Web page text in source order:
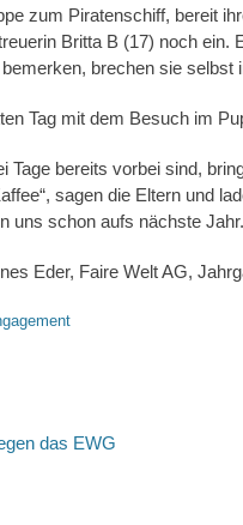
zum Piratenschiff, bereit
Britta B (17) noch
brechen sie selbst
Tag mit dem Besuch im
Tage bereits vorbei sind,
sagen die Eltern und
uns schon aufs nächste
Eder, Faire Welt AG,
das EWG